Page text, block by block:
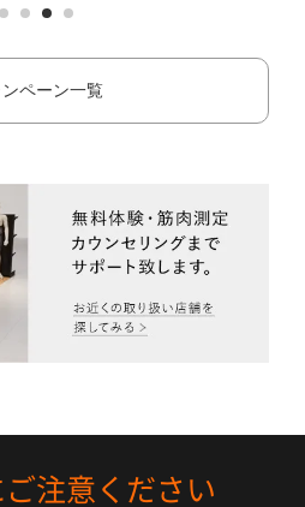
ペーン一覧
注意ください